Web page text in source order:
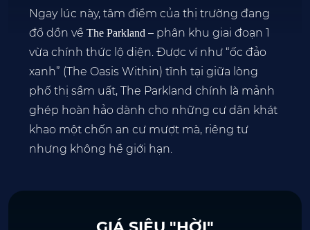
Ngay lúc này, tâm điểm của thị trường đang
đổ dồn về The Parkland – phân khu giai đoạn 1
vừa chính thức lộ diện. Được ví như “ốc đảo
xanh” (The Oasis Within) tĩnh tại giữa lòng
phố thị sầm uất, The Parkland chính là mảnh
ghép hoàn hảo dành cho những cư dân khát
khao một chốn an cư mượt mà, riêng tư
nhưng không hề giới hạn.